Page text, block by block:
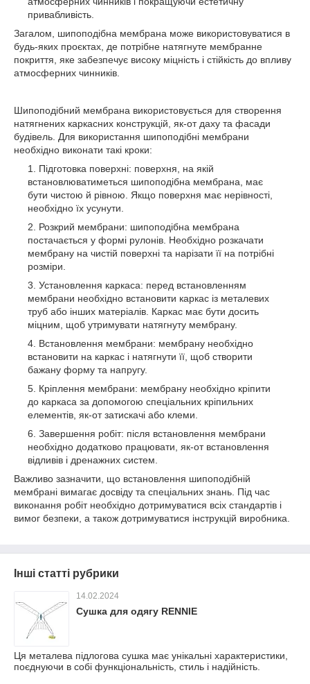
привабливість.
Загалом, шипоподібна мембрана може використовуватися в
будь-яких проєктах, де потрібне натягнуте мембранне
покриття, яке забезпечує високу міцність і стійкість до впливу
атмосферних чинників.
Шипоподібний мембрана використовується для створення
натягнених каркасних конструкцій, як-от даху та фасади
будівель. Для використання шипоподібні мембрани
необхідно виконати такі кроки:
Підготовка поверхні: поверхня, на якій
встановлюватиметься шипоподібна мембрана, має
бути чистою й рівною. Якщо поверхня має нерівності,
необхідно їх усунути.
Розкрий мембрани: шипоподібна мембрана
постачається у формі рулонів. Необхідно розкачати
мембрану на чистій поверхні та нарізати її на потрібні
розміри.
Установлення каркаса: перед встановленням
мембрани необхідно встановити каркас із металевих
труб або інших матеріалів. Каркас має бути досить
міцним, щоб утримувати натягнуту мембрану.
Встановлення мембрани: мембрану необхідно
встановити на каркас і натягнути її, щоб створити
бажану форму та напругу.
Кріплення мембрани: мембрану необхідно кріпити
до каркаса за допомогою спеціальних кріпильних
елементів, як-от затискачі або клеми.
Завершення робіт: після встановлення мембрани
необхідно додатково працювати, як-от встановлення
відливів і дренажних систем.
Важливо зазначити, що встановлення шипоподібній
мембрані вимагає досвіду та спеціальних знань. Під час
виконання робіт необхідно дотримуватися всіх стандартів і
вимог безпеки, а також дотримуватися інструкцій виробника.
Інші статті рубрики
14.02.2024
Сушка для одягу RENNIE
Ця металева підлогова сушка має унікальні характеристики,
поєднуючи в собі функціональність, стиль і надійність.